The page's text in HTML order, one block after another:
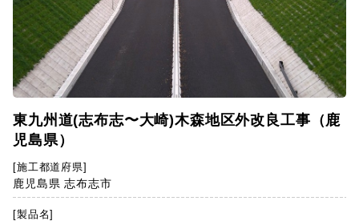
東九州道(志布志〜大崎)木森地区外改良工事（鹿
児島県）
[施工都道府県]
鹿児島県 志布志市
[製品名]